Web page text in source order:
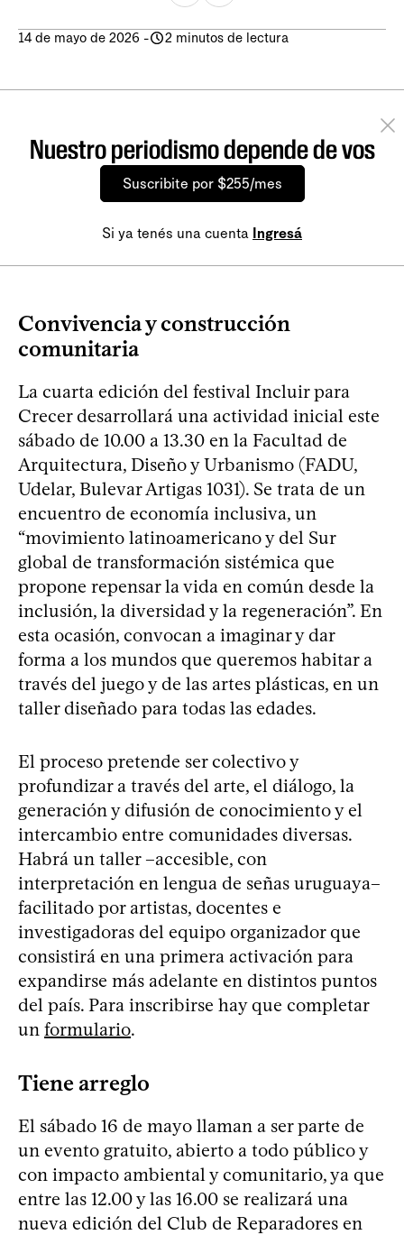
14 de mayo de 2026 - 2 minutos de lectura
Nuestro periodismo depende de vos
Suscribite por $255/mes
Si ya tenés una cuenta Ingresá
Convivencia y construcción
comunitaria
La cuarta edición del festival Incluir para
Crecer desarrollará una actividad inicial este
sábado de 10.00 a 13.30 en la Facultad de
Arquitectura, Diseño y Urbanismo (FADU,
Udelar, Bulevar Artigas 1031). Se trata de un
encuentro de economía inclusiva, un
“movimiento latinoamericano y del Sur
global de transformación sistémica que
propone repensar la vida en común desde la
inclusión, la diversidad y la regeneración”. En
esta ocasión, convocan a imaginar y dar
forma a los mundos que queremos habitar a
través del juego y de las artes plásticas, en un
taller diseñado para todas las edades.
El proceso pretende ser colectivo y
profundizar a través del arte, el diálogo, la
generación y difusión de conocimiento y el
intercambio entre comunidades diversas.
Habrá un taller –accesible, con
interpretación en lengua de señas uruguaya–
facilitado por artistas, docentes e
investigadoras del equipo organizador que
consistirá en una primera activación para
expandirse más adelante en distintos puntos
del país. Para inscribirse hay que completar
un formulario.
Tiene arreglo
El sábado 16 de mayo llaman a ser parte de
un evento gratuito, abierto a todo público y
con impacto ambiental y comunitario, ya que
entre las 12.00 y las 16.00 se realizará una
nueva edición del Club de Reparadores en